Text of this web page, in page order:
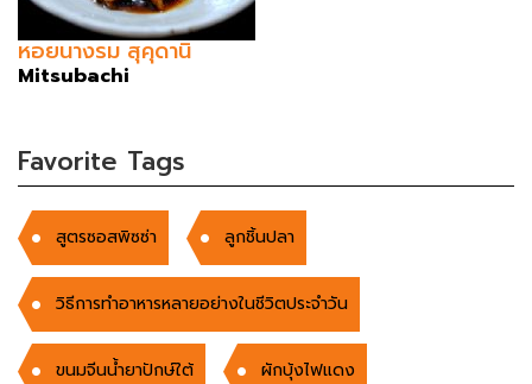
หอยนางรม สุคุดานิ
Mitsubachi
Favorite Tags
สูตรซอสพิซซ่า ลูกชิ้นปลา
วิธีการทำอาหารหลายอย่างในชีวิตประจำวัน
ขนมจีนน้ำยาปักษ์ใต้ ผักบุ้งไฟแดง